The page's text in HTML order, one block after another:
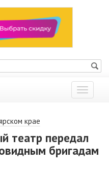
Показать
меню
крае
театр передал
бригадам